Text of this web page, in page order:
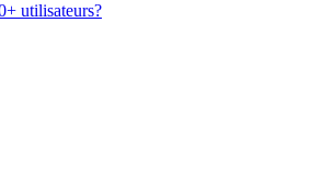
utilisateurs?